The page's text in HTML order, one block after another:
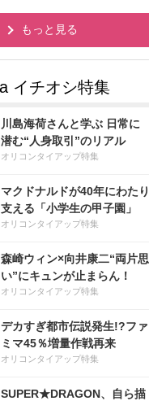
もっと見る
川島海荷さんと学ぶ 日常に
潜む“人身取引”のリアル
オリコンタイアップ特集
マクドナルドが40年にわたり
支える「小学生の甲子園」
オリコンタイアップ特集
森崎ウィン×向井康二“両片思
い”にキュンが止まらん！
オリコンタイアップ特集
デカすぎ都市伝説発生!?ファ
ミマ45％増量作戦再来
オリコンタイアップ特集
SUPER★DRAGON、自ら描